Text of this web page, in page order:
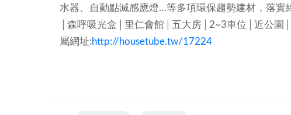
水器、自動點滅感應燈…等多項環保趨勢建材，落實
│森呼吸光盒│里仁會館│五大房│2~3車位│近公園
屬網址:http://housetube.tw/17224